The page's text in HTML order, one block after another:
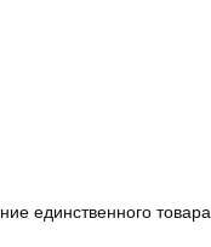
единственного товара